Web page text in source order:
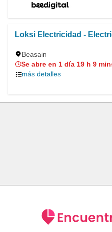
Loksi Electricidad -
Beasain
Se abre en 1 día 19 h 9
más detalles